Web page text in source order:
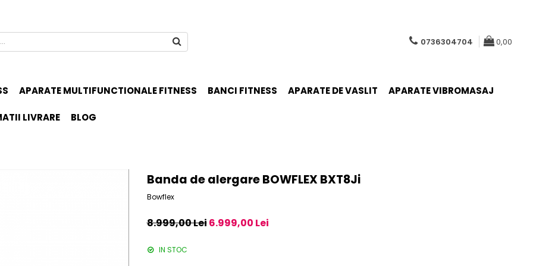
0736304704 0,00
APARATE MULTIFUNCTIONALE FITNESS BANCI FITNESS APARATE DE VASLIT APARATE VIBROMASAJ
LIVRARE BLOG
Banda de alergare BOWFLEX BXT8Ji
Bowflex
8.999,00 Lei6.999,00 Lei
IN STOC